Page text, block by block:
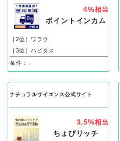
4%相当
ポイントインカム
［2位］ワラウ
［3位］ハピタス
条件：-
ナチュラルサイエンス公式サイト
3.5%相当
ちょびリッチ